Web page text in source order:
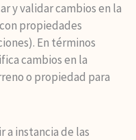
y validar cambios en la
propiedades
En términos
cambios en la
o propiedad para
instancia de las